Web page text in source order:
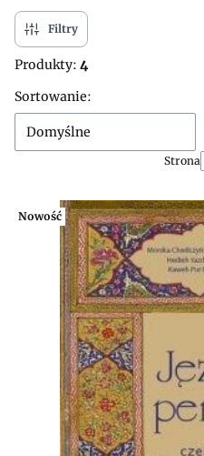
Filtry
Produkty: 4
Lista produktów
Sortowanie:
Domyślne
Strona
Nowość